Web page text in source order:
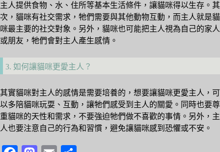
主人提供食物、水、住所等基本生活條件，讓貓咪得以生存。其
次，貓咪有社交需求，牠們需要與其他動物互動，而主人就是貓
咪最主要的社交對象。另外，貓咪也可能把主人視為自己的家人
或朋友，牠們會對主人產生感情。
3. 如何讓貓咪更愛主人？
其實貓咪對主人的感情是需要培養的，想要讓貓咪更愛主人，可
以多陪貓咪玩耍、互動，讓牠們感受到主人的關愛。同時也要尊
重貓咪的天性和需求，不要強迫牠們做不喜歡的事情。另外，主
人也要注意自己的行為和習慣，避免讓貓咪感到恐懼或不安。